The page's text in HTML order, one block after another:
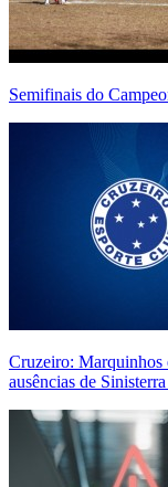
Semifinais do
Cruzeiro: Marquinhos
ausências de